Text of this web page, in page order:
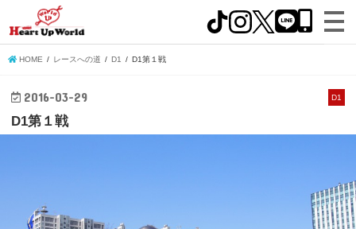
HOME レースへの道 D1 D1第１戦
D1
2016-03-29
D1第１戦